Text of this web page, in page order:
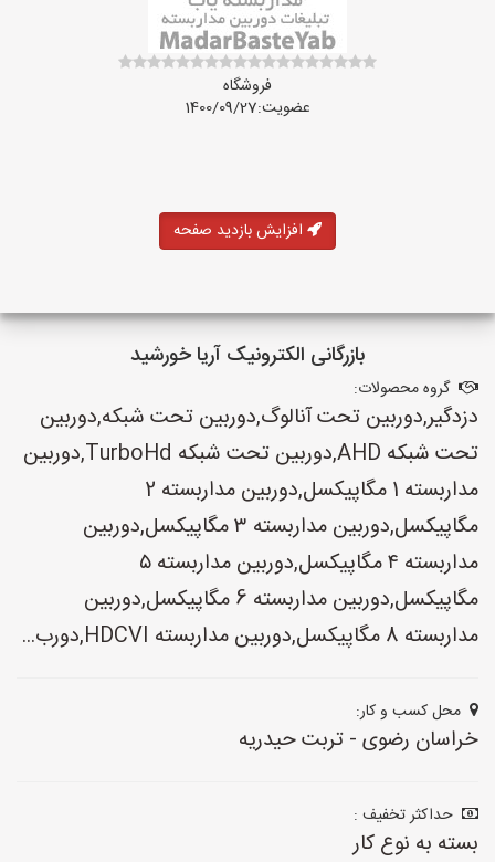
فروشگاه
عضویت:1400/09/27
افزایش بازدید صفحه
بازرگانی الکترونیک آریا خورشید
گروه محصولات:
دزدگیر,دوربین تحت آنالوگ,دوربین تحت شبکه,دوربین
تحت شبکه AHD,دوربین تحت شبکه TurboHd,دوربین
مداربسته 1 مگاپیکسل,دوربین مداربسته 2
مگاپیکسل,دوربین مداربسته ۳ مگاپیکسل,دوربین
مداربسته ۴ مگاپیکسل,دوربین مداربسته ۵
مگاپیکسل,دوربین مداربسته 6 مگاپیکسل,دوربین
مداربسته 8 مگاپیکسل,دوربین مداربسته HDCVI,دورب...
محل کسب و کار:
خراسان رضوی - تربت حیدریه
حداکثر تخفیف :
بسته به نوع کار